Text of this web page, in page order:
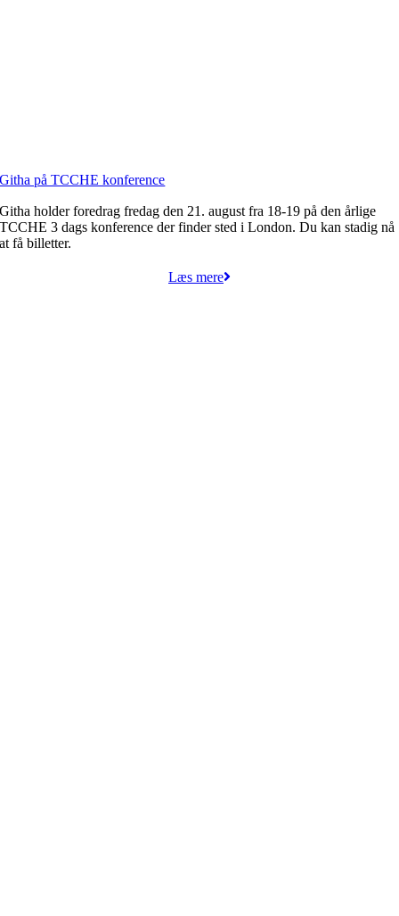
Githa på TCCHE konference
Githa holder foredrag fredag den 21. august fra 18-19 på den årlige
TCCHE 3 dags konference der finder sted i London. Du kan stadig nå
at få billetter.
Læs mere